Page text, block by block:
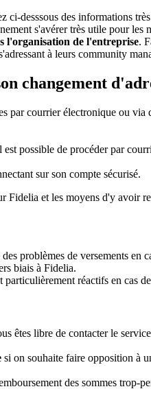
ci-desssous des informations
s'avérer très utile pour
l'organisation de l'entreprise.
à leurs community
changement
par courrier électronique ou
possible de procéder par
sur son compte sécurisé.
Fidelia et les moyens d'y avoir
problèmes de versements
biais à Fidelia.
particulièrement réactifs en cas de
êtes libre de contacter le
si on souhaite faire opposition à
des sommes trop-